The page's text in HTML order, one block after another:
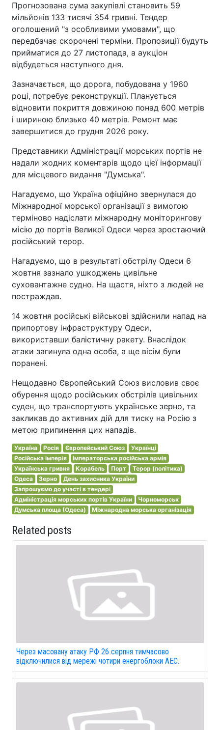
Прогнозована сума закупівлі становить 59
мільйонів 133 тисячі 354 гривні. Тендер
оголошений "з особливими умовами", що
передбачає скорочені терміни. Пропозиції будуть
прийматися до 27 листопада, а аукціон
відбудеться наступного дня.
Зазначається, що дорога, побудована у 1960
році, потребує реконструкції. Планується
відновити покриття довжиною понад 600 метрів
і шириною близько 40 метрів. Ремонт має
завершитися до грудня 2026 року.
Представники Адміністрації морських портів не
надали жодних коментарів щодо цієї інформації
для місцевого видання "Думська".
Нагадуємо, що Україна офіційно звернулася до
Міжнародної морської організації з вимогою
терміново надіслати міжнародну моніторингову
місію до портів Великої Одеси через зростаючий
російський терор.
Нагадуємо, що в результаті обстрілу Одеси 6
жовтня зазнало ушкоджень цивільне
суховантажне судно. На щастя, ніхто з людей не
постраждав.
14 жовтня російські військові здійснили напад на
припортову інфраструктуру Одеси,
використавши балістичну ракету. Внаслідок
атаки загинула одна особа, а ще вісім були
поранені.
Нещодавно Європейський Союз висловив своє
обурення щодо російських обстрілів цивільних
суден, що транспортують українське зерно, та
закликав до активних дій для тиску на Росію з
метою припинення цих нападів.
Україна Росія Європейський Союз
Українці
Російська імперія
Імператорська російська армія
Українська гривня
Корабель Порт
Терор (політика)
Одеса
Зерно
День захисника України
Запрошуємо до участі в тендері
Адміністрація морських портів України
Чорноморськ
Думська площа (Одеса)
Міжнародна морська організація
Related posts
Через масовану атаку РФ 26 серпня тимчасово
відключилися від мережі чотири енергоблоки АЕС.